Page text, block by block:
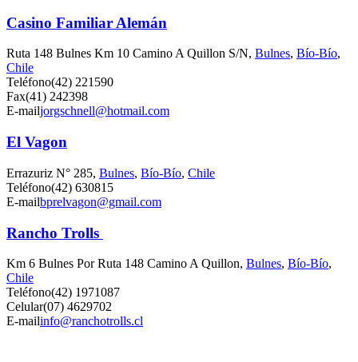
Casino Familiar Alemán
Ruta 148 Bulnes Km 10 Camino A Quillon S/N, Bulnes, Bío-Bío,
Chile
Teléfono(42) 221590
Fax(41) 242398
E-mailjorgschnell@hotmail.com
El Vagon
Errazuriz N° 285, Bulnes, Bío-Bío, Chile
Teléfono(42) 630815
E-mailbprelvagon@gmail.com
Rancho Trolls
Km 6 Bulnes Por Ruta 148 Camino A Quillon, Bulnes, Bío-Bío,
Chile
Teléfono(42) 1971087
Celular(07) 4629702
E-mailinfo@ranchotrolls.cl